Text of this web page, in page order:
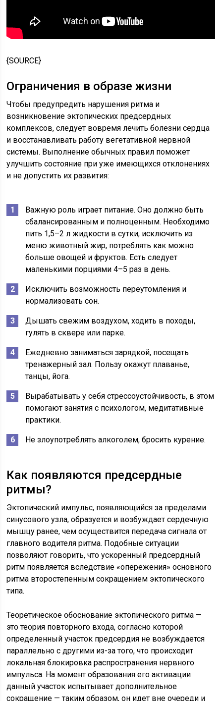
{SOURCE}
Ограничения в образе жизни
Чтобы предупредить нарушения ритма и
возникновение эктопических предсердных
комплексов, следует вовремя лечить болезни сердца
и восстанавливать работу вегетативной нервной
системы. Выполнение обычных правил поможет
улучшить состояние при уже имеющихся отклонениях
и не допустить их развития:
Важную роль играет питание. Оно должно быть
сбалансированным и полноценным. Необходимо
пить 1,5–2 л жидкости в сутки, исключить из
меню животный жир, потреблять как можно
больше овощей и фруктов. Есть следует
маленькими порциями 4–5 раз в день.
Исключить возможность переутомления и
нормализовать сон.
Дышать свежим воздухом, ходить в походы,
гулять в сквере или парке.
Ежедневно заниматься зарядкой, посещать
тренажерный зал. Пользу окажут плаванье,
танцы, йога.
Вырабатывать у себя стрессоустойчивость, в этом
помогают занятия с психологом, медитативные
практики.
Не злоупотреблять алкоголем, бросить курение.
Как появляются предсердные
ритмы?
Эктопический импульс, появляющийся за пределами
синусового узла, образуется и возбуждает сердечную
мышцу ранее, чем осуществится передача сигнала от
главного водителя ритма. Подобные ситуации
позволяют говорить, что ускоренный предсердный
ритм появляется вследствие «опережения» основного
ритма второстепенным сокращением эктопического
типа.
Теоретическое обоснование эктопического ритма —
это теория повторного входа, согласно которой
определенный участок предсердия не возбуждается
параллельно с другими из-за того, что происходит
локальная блокировка распространения нервного
импульса. На момент образования его активации
данный участок испытывает дополнительное
сокращение — таким образом, он идет вне очереди и